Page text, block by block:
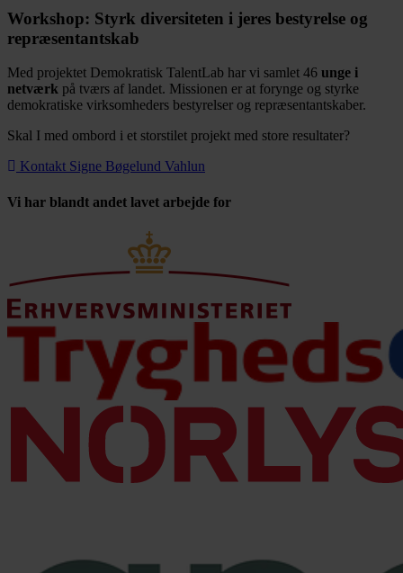
Workshop: Styrk diversiteten i jeres bestyrelse og
repræsentantskab​
Med projektet Demokratisk TalentLab har vi samlet 46 unge i
netværk på tværs af landet. Missionen er at forynge og styrke
demokratiske virksomheders bestyrelser og repræsentantskaber.
Skal I med ombord i et storstilet projekt med store resultater?
Kontakt Signe Bøgelund Vahlun
Vi har blandt andet lavet arbejde for